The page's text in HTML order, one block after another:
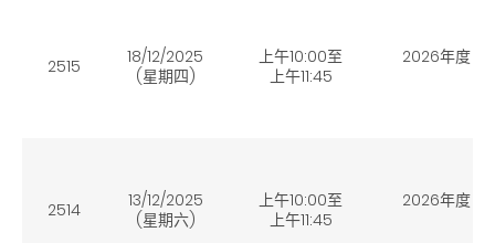
2515
18/12/2025
(星期四)
上午10:00至
上午11:45
2026年度「
2514
13/12/2025
(星期六)
上午10:00至
上午11:45
2026年度「